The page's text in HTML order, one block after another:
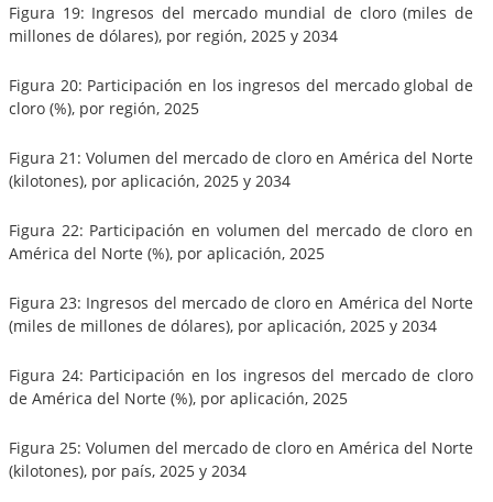
Figura 19: Ingresos del mercado mundial de cloro (miles de
millones de dólares), por región, 2025 y 2034
Figura 20: Participación en los ingresos del mercado global de
cloro (%), por región, 2025
Figura 21: Volumen del mercado de cloro en América del Norte
(kilotones), por aplicación, 2025 y 2034
Figura 22: Participación en volumen del mercado de cloro en
América del Norte (%), por aplicación, 2025
Figura 23: Ingresos del mercado de cloro en América del Norte
(miles de millones de dólares), por aplicación, 2025 y 2034
Figura 24: Participación en los ingresos del mercado de cloro
de América del Norte (%), por aplicación, 2025
Figura 25: Volumen del mercado de cloro en América del Norte
(kilotones), por país, 2025 y 2034